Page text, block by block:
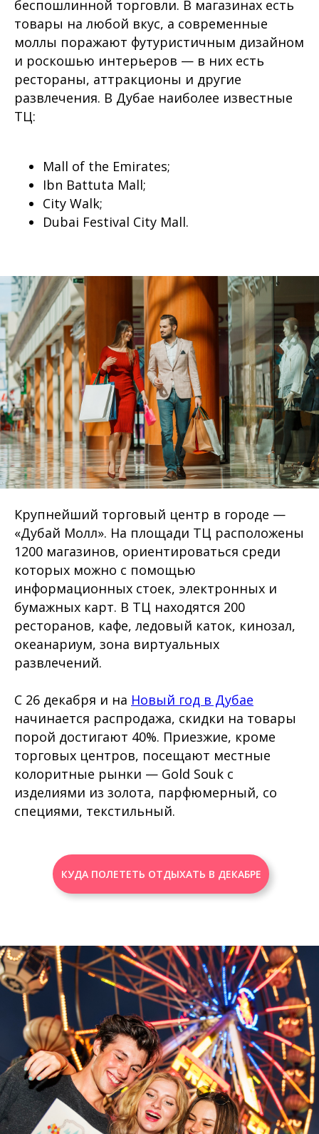
беспошлинной торговли. В магазинах есть
товары на любой вкус, а современные
моллы поражают футуристичным дизайном
и роскошью интерьеров — в них есть
рестораны, аттракционы и другие
развлечения. В Дубае наиболее известные
ТЦ:
Mall of the Emirates;
Ibn Battuta Mall;
City Walk;
Dubai Festival City Mall.
Крупнейший торговый центр в городе —
«Дубай Молл». На площади ТЦ расположены
1200 магазинов, ориентироваться среди
которых можно с помощью
информационных стоек, электронных и
бумажных карт. В ТЦ находятся 200
ресторанов, кафе, ледовый каток, кинозал,
океанариум, зона виртуальных
развлечений.
С 26 декабря и на Новый год в Дубае
начинается распродажа, скидки на товары
порой достигают 40%. Приезжие, кроме
торговых центров, посещают местные
колоритные рынки — Gold Souk с
изделиями из золота, парфюмерный, со
специями, текстильный.
КУДА ПОЛЕТЕТЬ ОТДЫХАТЬ В ДЕКАБРЕ